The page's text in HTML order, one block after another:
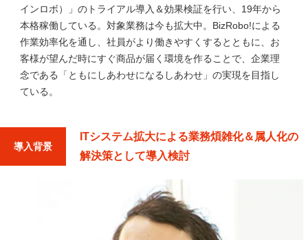
インロボ）」のトライアル導入＆効果検証を行い、19年から
本格稼働している。対象業務は今も拡大中。BizRobo!による
作業効率化を通し、社員がより働きやすくするとともに、お
客様が望んだ時にすぐ商品が届く環境を作ることで、企業理
念である「ともにしあわせになるしあわせ」の実現を目指し
ている。
導入背景
ITシステム拡大による業務煩雑化＆属人化の
解決策として導入検討